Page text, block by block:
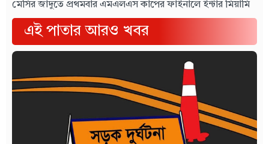
মেসির জাদুতে প্রথমবার এমএলএস কাপের ফাইনালে ইন্টার মিয়ামি
এই পাতার আরও খবর